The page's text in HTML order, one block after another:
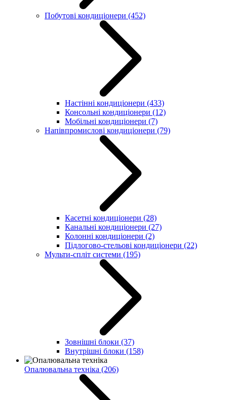
Побутові кондиціонери (452)
Настінні кондиціонери (433)
Консольні кондиціонери (12)
Мобільні кондиціонери (7)
Напівпромислові кондиціонери (79)
Касетні кондиціонери (28)
Канальні кондиціонери (27)
Колонні кондиціонери (2)
Підлогово-стельові кондиціонери (22)
Мульти-спліт системи (195)
Зовнішні блоки (37)
Внутрішні блоки (158)
Опалювальна техніка (206)